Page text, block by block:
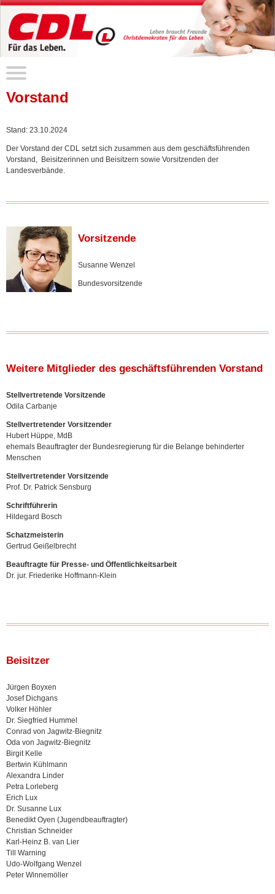
Vorstand
Stand: 23.10.2024
Der Vorstand der CDL setzt sich zusammen aus dem geschäftsführenden
Vorstand, Beisitzerinnen und Beisitzern sowie Vorsitzenden der
Landesverbände.
Vorsitzende
Susanne Wenzel
Bundesvorsitzende
Weitere Mitglieder des geschäftsführenden Vorstand
Stellvertretende Vorsitzende
Odila Carbanje
Stellvertretender Vorsitzender
Hubert Hüppe, MdB
ehemals Beauftragter der Bundesregierung für die Belange behinderter
Menschen
Stellvertretender Vorsitzende
Prof. Dr. Patrick Sensburg
Schriftführerin
Hildegard Bosch
Schatzmeisterin
Gertrud Geißelbrecht
Beauftragte für Presse- und Öffentlichkeitsarbeit
Dr. jur. Friederike Hoffmann-Klein
Beisitzer
Jürgen Boyxen
Josef Dichgans
Volker Höhler
Dr. Siegfried Hummel
Conrad von Jagwitz-Biegnitz
Oda von Jagwitz-Biegnitz
Birgit Kelle
Bertwin Kühlmann
Alexandra Linder
Petra Lorleberg
Erich Lux
Dr. Susanne Lux
Benedikt Oyen (Jugendbeauftragter)
Christian Schneider
Karl-Heinz B. van Lier
Till Warning
Udo-Wolfgang Wenzel
Peter Winnemöller